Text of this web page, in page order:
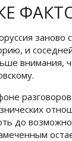
заново
и
внимания,
до